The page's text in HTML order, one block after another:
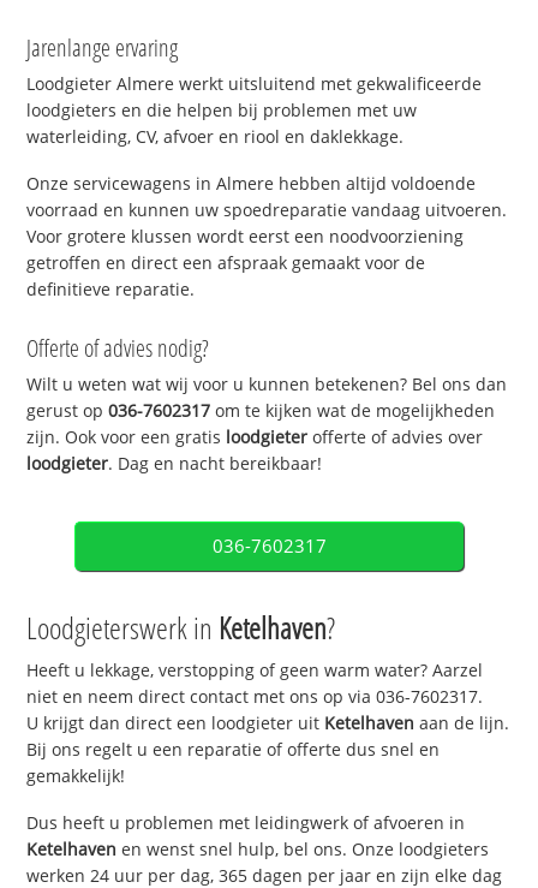
Jarenlange ervaring
Loodgieter Almere werkt uitsluitend met gekwalificeerde
loodgieters en die helpen bij problemen met uw
waterleiding, CV, afvoer en riool en daklekkage.
Onze servicewagens in Almere hebben altijd voldoende
voorraad en kunnen uw spoedreparatie vandaag uitvoeren.
Voor grotere klussen wordt eerst een noodvoorziening
getroffen en direct een afspraak gemaakt voor de
definitieve reparatie.
Offerte of advies nodig?
Wilt u weten wat wij voor u kunnen betekenen? Bel ons dan
gerust op036-7602317 om te kijken wat de mogelijkheden
zijn. Ook voor een gratis loodgieter offerte of advies over
loodgieter. Dag en nacht bereikbaar!
036-7602317
Loodgieterswerk in Ketelhaven?
Heeft u lekkage, verstopping of geen warm water? Aarzel
niet en neem direct contact met ons op via 036-7602317.
U krijgt dan direct een loodgieter uit Ketelhaven aan de lijn.
Bij ons regelt u een reparatie of offerte dus snel en
gemakkelijk!
Dus heeft u problemen met leidingwerk of afvoeren in
Ketelhaven en wenst snel hulp, bel ons. Onze loodgieters
werken 24 uur per dag, 365 dagen per jaar en zijn elke dag